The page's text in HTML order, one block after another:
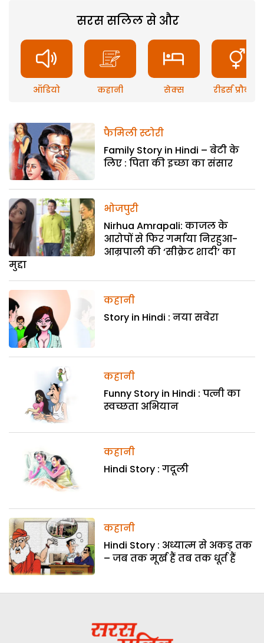
सरस सलिल से और
ऑडियो कहानी सेक्स रीडर्स प्रौब्लम
फैमिली स्टोरी
Family Story in Hindi – बेटी के
लिए : पिता की इच्छा का संसार
भोजपुरी
Nirhua Amrapali: काजल के
आरोपों से फिर गर्माया निरहुआ-
आम्रपाली की ‘सीक्रेट शादी’ का
मुद्दा
कहानी
Story in Hindi : नया सवेरा
कहानी
Funny Story in Hindi : पत्नी का
स्वच्छता अभियान
कहानी
Hindi Story : गदूली
कहानी
Hindi Story : अध्यात्म से अकड़ तक
– जब तक मूर्ख हैं तब तक धूर्त हैं